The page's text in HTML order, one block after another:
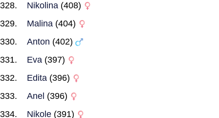
Nikolina (408)
Malina (404)
Anton (402)
Eva (397)
Edita (396)
Anel (396)
Nikole (391)